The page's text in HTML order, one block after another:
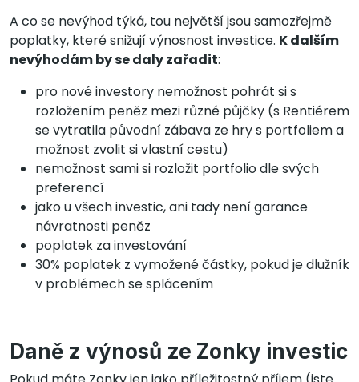
A co se nevýhod týká, tou největší jsou samozřejmě
poplatky, které snižují výnosnost investice. K dalším
nevýhodám by se daly zařadit:
pro nové investory nemožnost pohrát si s
rozložením peněz mezi různé půjčky (s Rentiérem
se vytratila původní zábava ze hry s portfoliem a
možnost zvolit si vlastní cestu)
nemožnost sami si rozložit portfolio dle svých
preferencí
jako u všech investic, ani tady není garance
návratnosti peněz
poplatek za investování
30% poplatek z vymožené částky, pokud je dlužník
v problémech se splácením
Daně z výnosů ze Zonky investic